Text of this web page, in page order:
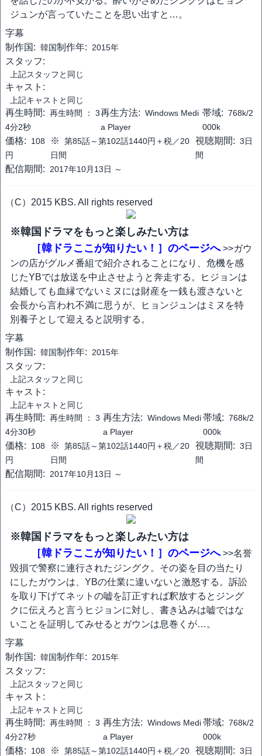
ジュンが言っていたことを思い出すと…。
字幕
制作国: 韓国制作年: 2015年
スタッフ:
上記スタッフと同じ
キャスト:
上記キャストと同じ
再生時間: 再生時間 ： 3
4分2秒
再生方法: Windows Medi
a Player
帯域: 768k/2
000k
価格:
108
円
※
第85話～第102話1440円＋税／20
日間
視聴期間: 3日
間
配信期間: 2017年10月13日 ～
（C）2015 KBS. All rights reserved
※韓国ドラマをもっと楽しみたい方は
［韓ドラここが知りたい！］のページへ>>ガウ
ンの店がグルメ番組で紹介されることになり、危機を感
じたYBでは放送を中止させようと奔走する。ヒジョンは
結婚しても血縁でないミヌには財産を一銭も渡さないと
会長から言われ不満に思うが、ヒョンジュンはミヌを特
別養子として迎えると説明する。
字幕
制作国: 韓国制作年: 2015年
スタッフ:
上記スタッフと同じ
キャスト:
上記キャストと同じ
再生時間: 再生時間 ： 3
4分30秒
再生方法: Windows Medi
a Player
帯域: 768k/2
000k
価格:
108
円
※
第85話～第102話1440円＋税／20
日間
視聴期間: 3日
間
配信期間: 2017年10月13日 ～
（C）2015 KBS. All rights reserved
※韓国ドラマをもっと楽しみたい方は
［韓ドラここが知りたい！］のページへ>>名誉
毀損で警察に連行されたジングク。その姿を目の当たり
にしたガウンは、YBの仕業に違いないと激怒する。訴訟
を取り下げてネットの嘘を訂正すれば釈放するとジング
クに伝えろと言うヒジョンに対し、書き込みは嘘ではな
いことを証明してみせるとガウンは息巻くが…。
字幕
制作国: 韓国制作年: 2015年
スタッフ:
上記スタッフと同じ
キャスト:
上記キャストと同じ
再生時間: 再生時間 ： 3
4分27秒
再生方法: Windows Medi
a Player
帯域: 768k/2
000k
価格:
108
※
第85話～第102話1440円＋税／20
視聴期間: 3日